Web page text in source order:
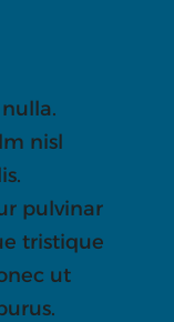
nisl
pulvinar
tristique
ut